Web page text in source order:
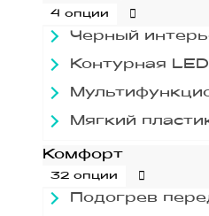
4 опции
Черный
Контурная
Мягкий
Комфорт
32 опции
Подогрев